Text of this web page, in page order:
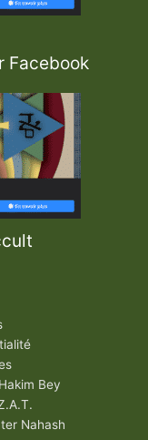
Facebook
Bey
Nahash